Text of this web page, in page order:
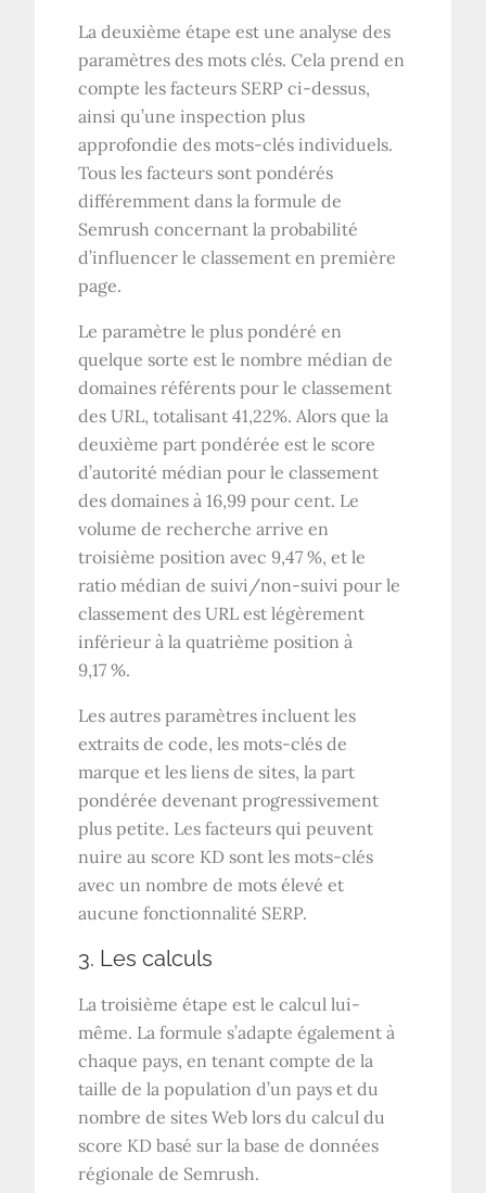
La deuxième étape est une analyse des
paramètres des mots clés. Cela prend en
compte les facteurs SERP ci-dessus,
ainsi qu’une inspection plus
approfondie des mots-clés individuels.
Tous les facteurs sont pondérés
différemment dans la formule de
Semrush concernant la probabilité
d’influencer le classement en première
page.
Le paramètre le plus pondéré en
quelque sorte est le nombre médian de
domaines référents pour le classement
des URL, totalisant 41,22%. Alors que la
deuxième part pondérée est le score
d’autorité médian pour le classement
des domaines à 16,99 pour cent. Le
volume de recherche arrive en
troisième position avec 9,47 %, et le
ratio médian de suivi/non-suivi pour le
classement des URL est légèrement
inférieur à la quatrième position à
9,17 %.
Les autres paramètres incluent les
extraits de code, les mots-clés de
marque et les liens de sites, la part
pondérée devenant progressivement
plus petite. Les facteurs qui peuvent
nuire au score KD sont les mots-clés
avec un nombre de mots élevé et
aucune fonctionnalité SERP.
3. Les calculs
La troisième étape est le calcul lui-
même. La formule s’adapte également à
chaque pays, en tenant compte de la
taille de la population d’un pays et du
nombre de sites Web lors du calcul du
score KD basé sur la base de données
régionale de Semrush.